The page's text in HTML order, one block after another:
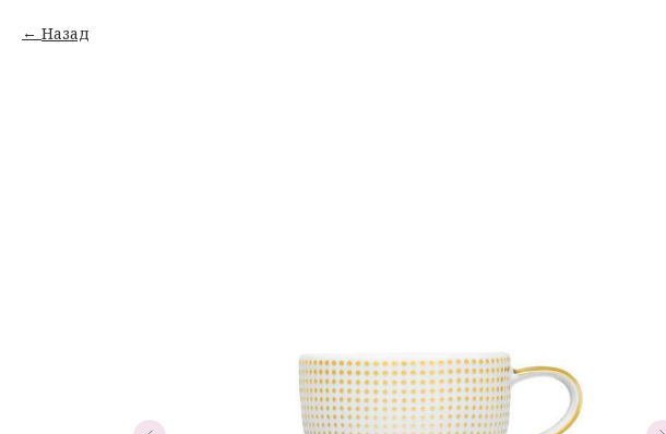
Назад